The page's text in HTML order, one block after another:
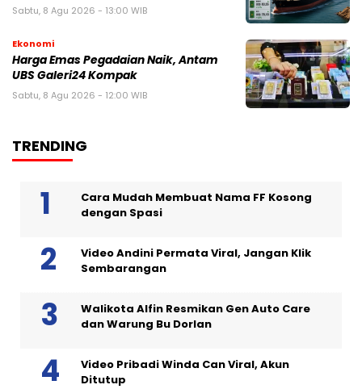
Sabtu, 8 Agu 2026 - 13:00 WIB
Ekonomi
Harga Emas Pegadaian Naik, Antam
UBS Galeri24 Kompak
Sabtu, 8 Agu 2026 - 12:00 WIB
TRENDING
Cara Mudah Membuat Nama FF Kosong
dengan Spasi
Video Andini Permata Viral, Jangan Klik
Sembarangan
Walikota Alfin Resmikan Gen Auto Care
dan Warung Bu Dorlan
Video Pribadi Winda Can Viral, Akun
Ditutup